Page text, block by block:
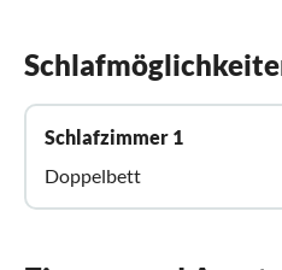
Schlafzimmer 1
Doppelbett